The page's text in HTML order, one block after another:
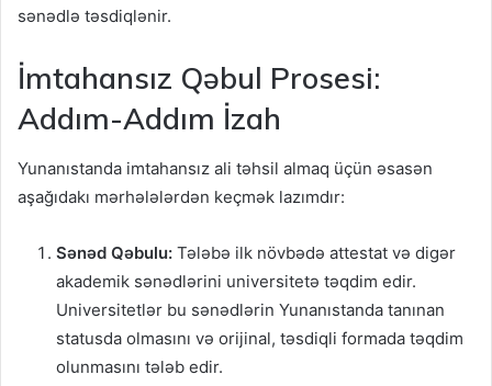
sənədlə təsdiqlənir.
İmtahansız Qəbul Prosesi:
Addım-Addım İzah
Yunanıstanda imtahansız ali təhsil almaq üçün əsasən
aşağıdakı mərhələlərdən keçmək lazımdır:
Sənəd Qəbulu: Tələbə ilk növbədə attestat və digər
akademik sənədlərini universitetə təqdim edir.
Universitetlər bu sənədlərin Yunanıstanda tanınan
statusda olmasını və orijinal, təsdiqli formada təqdim
olunmasını tələb edir.